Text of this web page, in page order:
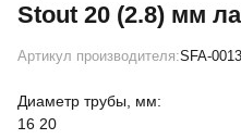
Stout 20 (2.8) мм
Артикул производителя:SFA-
Диаметр трубы, мм:
16 20